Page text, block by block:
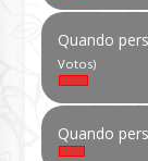
Quando
Votos)
Quando